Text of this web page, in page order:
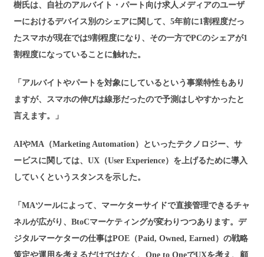
樹氏は、自社のアルバイト・パート向け求人メディアのユーザ
ーにおけるデバイス別のシェアに関して、5年前に1割程度だっ
たスマホが現在では9割程度になり、その一方でPCのシェアが1
割程度になっていることに触れた。
「アルバイトやパートを対象にしているという事業特性もあり
ますが、スマホの伸びは線形だったので予測はしやすかったと
言えます。」
AIやMA（Marketing Automation）といったテクノロジー、サ
ービスに関しては、UX（User Experience）を上げるために導入
していくというスタンスを示した。
「MAツールによって、マーケターサイドで直接管理できるチャ
ネルが広がり、BtoCマーケティングが変わりつつあります。デ
ジタルマーケターの仕事はPOE（Paid, Owned, Earned）の戦略
策定や運用を考えるだけではなく、One to OneでUXを考え、顧